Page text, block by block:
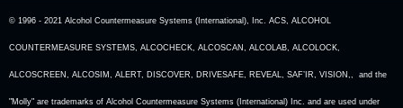
© 1996 - 2021 Alcohol Countermeasure Systems (International), Inc. ACS, ALCOHOL
COUNTERMEASURE SYSTEMS, ALCOCHECK, ALCOSCAN, ALCOLAB, ALCOLOCK,
ALCOSCREEN, ALCOSIM, ALERT, DISCOVER, DRIVESAFE, REVEAL, SAF’IR, VISION,, and the
"Molly" are trademarks of Alcohol Countermeasure Systems (International) Inc. and are used under